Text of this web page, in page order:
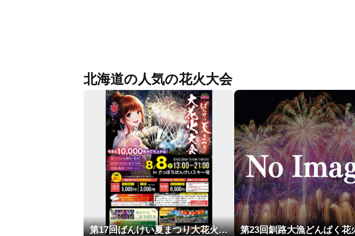
北海道の人気の花火大会
第17回ばんけい夏まつり大花火大会